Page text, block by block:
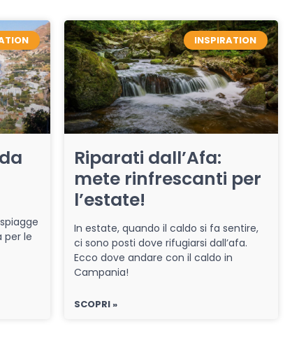
per le
INSPIRATION
Riparati dall’Afa:
mete rinfrescanti per
l’estate!
In estate, quando il caldo si fa sentire,
ci sono posti dove rifugiarsi dall’afa.
Ecco dove andare con il caldo in
Campania!
SCOPRI »